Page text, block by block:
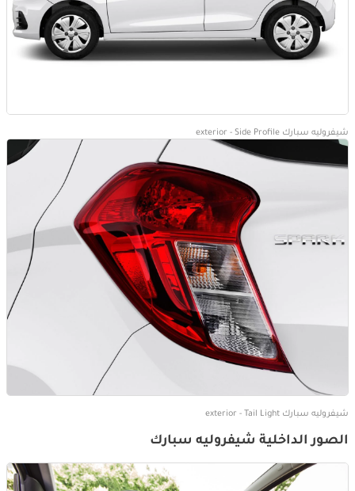
شيفروليه سبارك exterior - Side Profile
شيفروليه سبارك exterior - Tail Light
الصور الداخلية شيفروليه سبارك